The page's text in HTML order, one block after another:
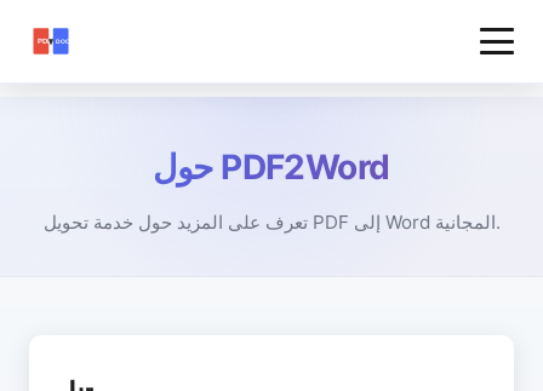
حول PDF2Word
تعرف على المزيد حول خدمة تحويل PDF إلى Word المجانية.